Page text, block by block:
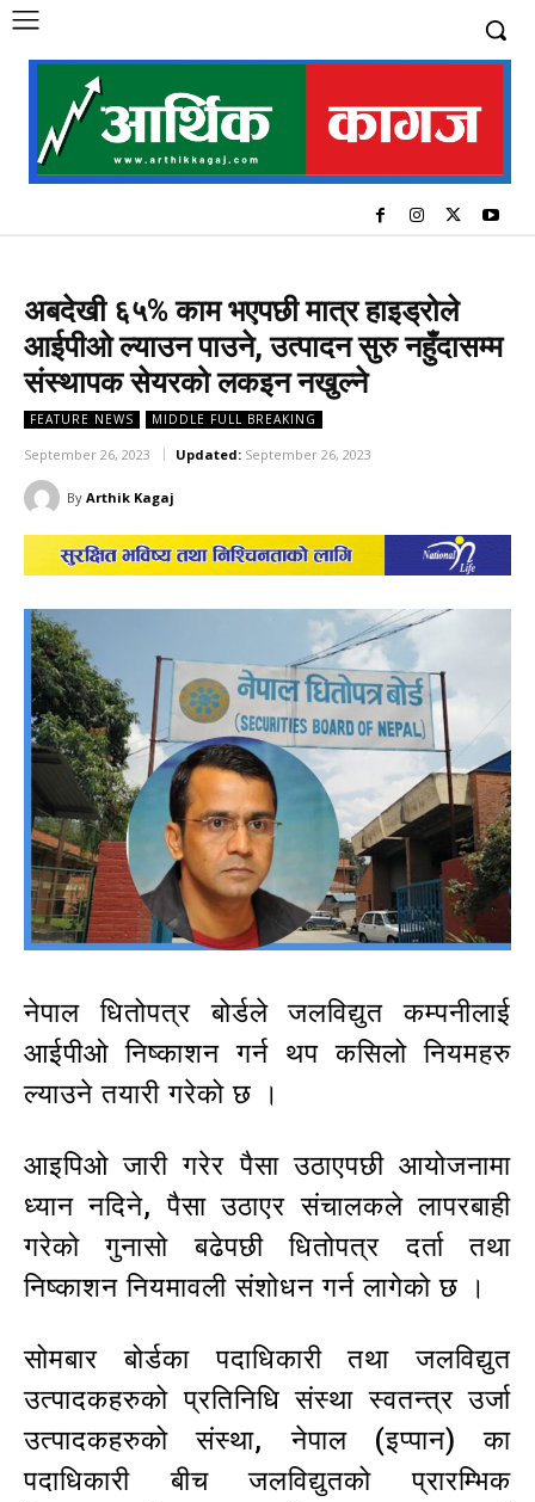
अबदेखी ६५% काम भएपछी मात्र हाइड्रोले
आईपीओ ल्याउन पाउने, उत्पादन सुरु नहुँदासम्म
संस्थापक सेयरको लकइन नखुल्ने
FEATURE NEWS MIDDLE FULL BREAKING
September 26, 2023 Updated: September 26, 2023
By Arthik Kagaj
नेपाल धितोपत्र बोर्डले जलविद्युत कम्पनीलाई
आईपीओ निष्काशन गर्न थप कसिलो नियमहरु
ल्याउने तयारी गरेको छ ।
आइपिओ जारी गरेर पैसा उठाएपछी आयोजनामा
ध्यान नदिने, पैसा उठाएर संचालकले लापरबाही
गरेको गुनासो बढेपछी धितोपत्र दर्ता तथा
निष्काशन नियमावली संशोधन गर्न लागेको छ ।
सोमबार बोर्डका पदाधिकारी तथा जलविद्युत
उत्पादकहरुको प्रतिनिधि संस्था स्वतन्त्र उर्जा
उत्पादकहरुको संस्था, नेपाल (इप्पान) का
पदाधिकारी बीच जलविद्युतको प्रारम्भिक